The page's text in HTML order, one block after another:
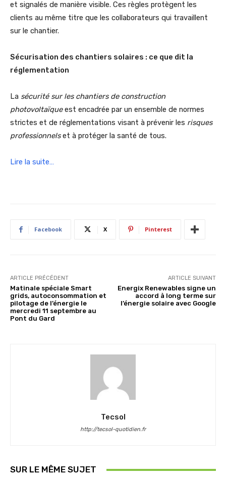
et signalés de manière visible. Ces règles protègent les
clients au même titre que les collaborateurs qui travaillent
sur le chantier.
Sécurisation des chantiers solaires : ce que dit la
réglementation
La sécurité sur les chantiers de construction
photovoltaïqueest encadrée par un ensemble de normes
strictes et de réglementations visant à prévenir les risques
professionnelset à protéger la santé de tous.
Lire la suite…
Facebook X Pinterest
ARTICLE PRÉCÉDENT
Matinale spéciale Smart
grids, autoconsommation et
pilotage de l’énergie le
mercredi 11 septembre au
Pont du Gard
ARTICLE SUIVANT
Energix Renewables signe un
accord à long terme sur
l’énergie solaire avec Google
Tecsol
http://tecsol-quotidien.fr
SUR LE MÊME SUJET